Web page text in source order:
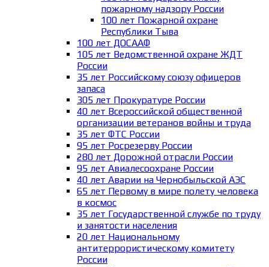
пожарному надзору России
100 лет Пожарной охране
Республики Тыва
100 лет ДОСААФ
105 лет Ведомственной охране ЖДТ
России
35 лет Российскому союзу офицеров
запаса
305 лет Прокуратуре России
40 лет Всероссийской общественной
организации ветеранов войны и труда
35 лет ФТС России
95 лет Росрезерву России
280 лет Дорожной отрасли России
95 лет Авиалесоохране России
40 лет Аварии на Чернобыльской АЭС
65 лет Первому в мире полету человека
в космос
35 лет Государственной службе по труду
и занятости населения
20 лет Национальному
антитеррористическому комитету
России